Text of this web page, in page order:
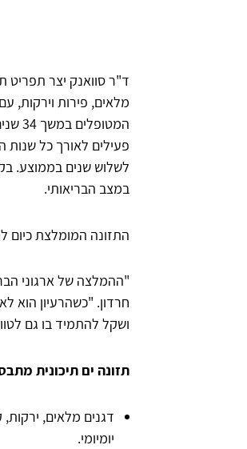
ד"ר סוואנק יצר תפריט
פעילים לאורך כל
לשלוש שנים בממוצע.
במצב הבריאותי.
התזונה המומלצת כיום
"ההמלצה של ארגוני
חרדון. "כשהרעיון הוא
ושקל להתמיד בו גם
תזונה ים תיכונית
דגנים מלאים, ירקות,
יומיומי.